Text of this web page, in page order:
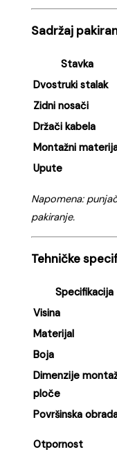
Sadržaj
Stavka
Dvostruki stalak
Zidni nosači
Držači kabela
Montažni
Upute
Napomena:
pakiranje.
Tehničke
Specifikacija
Visina
Materijal
Boja
Dimenzije
ploče
Površinska
Otpornost